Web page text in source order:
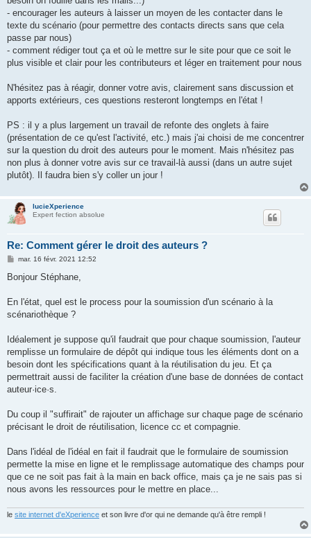
- encourager les auteurs à laisser un moyen de les contacter dans le
texte du scénario (pour permettre des contacts directs sans que cela
passe par nous)
- comment rédiger tout ça et où le mettre sur le site pour que ce soit le
plus visible et clair pour les contributeurs et léger en traitement pour nous
N'hésitez pas à réagir, donner votre avis, clairement sans discussion et
apports extérieurs, ces questions resteront longtemps en l'état !
PS : il y a plus largement un travail de refonte des onglets à faire
(présentation de ce qu'est l'activité, etc.) mais j'ai choisi de me concentrer
sur la question du droit des auteurs pour le moment. Mais n'hésitez pas
non plus à donner votre avis sur ce travail-là aussi (dans un autre sujet
plutôt). Il faudra bien s'y coller un jour !
lucieXperience
Expert fection absolue
Re: Comment gérer le droit des auteurs ?
M
s
g
mar. 16 févr. 2021 12:52
Bonjour Stéphane,
En l'état, quel est le process pour la soumission d'un scénario à la
scénariothèque ?
Idéalement je suppose qu'il faudrait que pour chaque soumission, l'auteur
remplisse un formulaire de dépôt qui indique tous les éléments dont on a
besoin dont les spécifications quant à la réutilisation du jeu. Et ça
permettrait aussi de faciliter la création d'une base de données de contact
auteur·ice·s.
Du coup il "suffirait" de rajouter un affichage sur chaque page de scénario
précisant le droit de réutilisation, licence cc et compagnie.
Dans l'idéal de l'idéal en fait il faudrait que le formulaire de soumission
permette la mise en ligne et le remplissage automatique des champs pour
que ce ne soit pas fait à la main en back office, mais ça je ne sais pas si
nous avons les ressources pour le mettre en place...
le site internet d'eXperience et son livre d'or qui ne demande qu'à être rempli !